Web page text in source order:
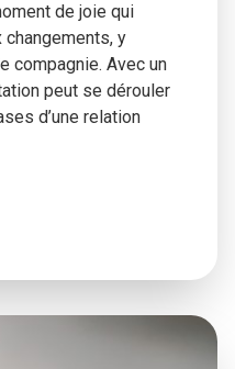
de joie qui
changements, y
compagnie. Avec un
peut se dérouler
d’une relation